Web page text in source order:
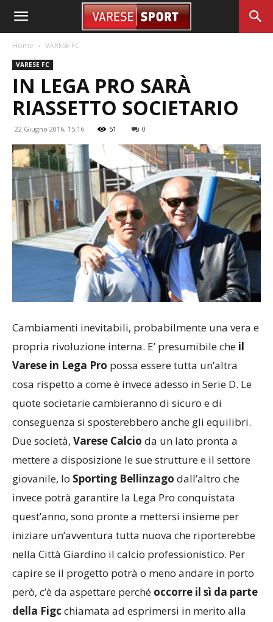
Home VARESE FC
VARESE FC
IN LEGA PRO SARÀ
RIASSETTO SOCIETARIO
22 Giugno 2016, 15:16 51 0
Cambiamenti inevitabili, probabilmente una vera e
propria rivoluzione interna. E’ presumibile che il
Varese in Lega Pro possa essere tutta un’altra
cosa rispetto a come è invece adesso in Serie D. Le
quote societarie cambieranno di sicuro e di
conseguenza si sposterebbero anche gli equilibri.
Due società, Varese Calcio da un lato pronta a
mettere a disposizione le sue strutture e il settore
giovanile, lo Sporting Bellinzago dall’altro che
invece potrà garantire la Lega Pro conquistata
quest’anno, sono pronte a mettersi insieme per
iniziare un’avventura tutta nuova che riporterebbe
nella Città Giardino il calcio professionistico. Per
capire se il progetto potrà o meno andare in porto
però, c’è da aspettare perché occorre il sì da parte
della Figc chiamata ad esprimersi in merito alla